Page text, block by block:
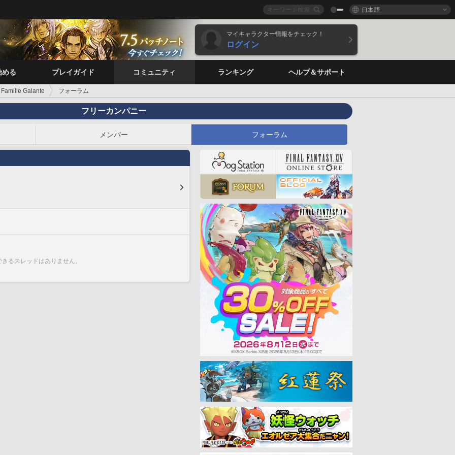
日本語
マイキャラクター情報をチェック！
ログイン
める プレイガイド コミュニティ ランキング ヘルプ＆サポート
Famille Galante フォーラム
フリーカンパニー
メンバー フォーラム
きるスレッドはありません。